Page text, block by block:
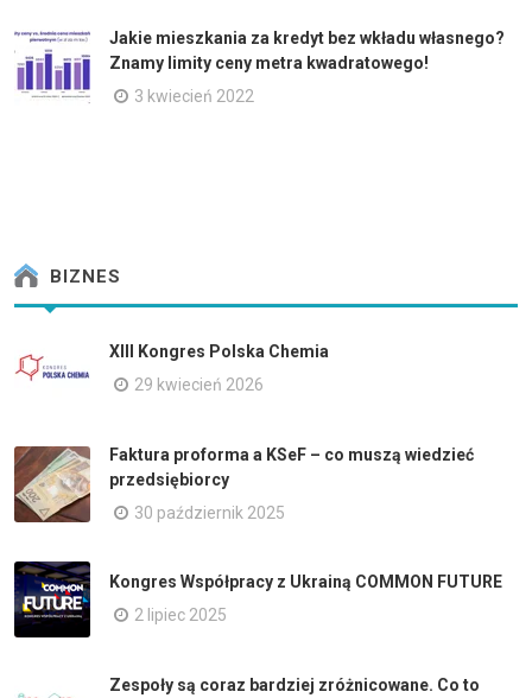
Jakie mieszkania za kredyt bez wkładu własnego?
Znamy limity ceny metra kwadratowego!
3 kwiecień 2022
BIZNES
XIII Kongres Polska Chemia
29 kwiecień 2026
Faktura proforma a KSeF – co muszą wiedzieć
przedsiębiorcy
30 październik 2025
Kongres Współpracy z Ukrainą COMMON FUTURE
2 lipiec 2025
Zespoły są coraz bardziej zróżnicowane. Co to